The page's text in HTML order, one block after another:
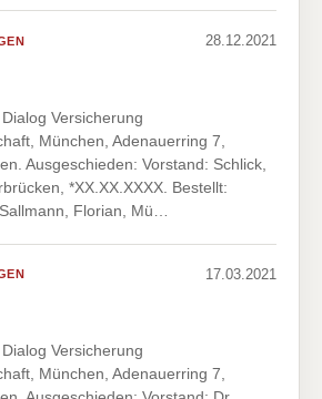
28.12.2021
Versicherung
München, Adenauerring 7,
Ausgeschieden: Vorstand: Schlick,
*XX.XX.XXXX. Bestellt:
Florian, Mü…
17.03.2021
Versicherung
München, Adenauerring 7,